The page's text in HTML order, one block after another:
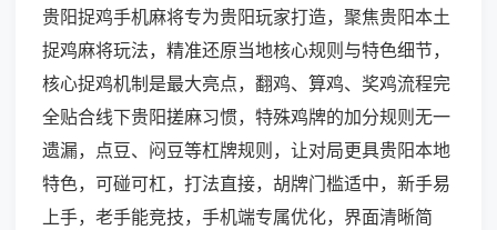
贵阳捉鸡手机麻将专为贵阳玩家打造，聚焦贵阳本土
捉鸡麻将玩法，精准还原当地核心规则与特色细节，
核心捉鸡机制是最大亮点，翻鸡、算鸡、奖鸡流程完
全贴合线下贵阳搓麻习惯，特殊鸡牌的加分规则无一
遗漏，点豆、闷豆等杠牌规则，让对局更具贵阳本地
特色，可碰可杠，打法直接，胡牌门槛适中，新手易
上手，老手能竞技，手机端专属优化，界面清晰简